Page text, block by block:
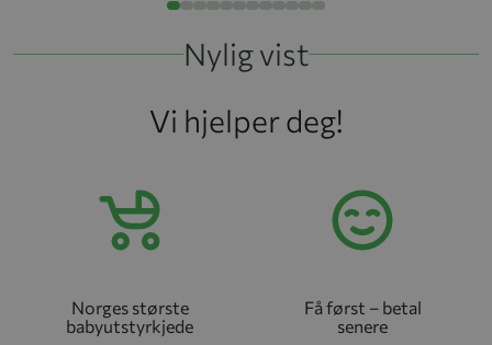
Nylig vist
Vi hjelper deg!
Norges største
babyutstyrkjede
Få først – betal
senere